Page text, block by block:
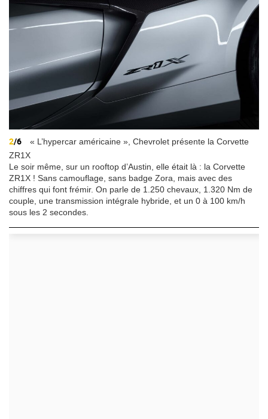
2/6
« L’hypercar américaine », Chevrolet présente la Corvette
ZR1X
Le soir même, sur un rooftop d’Austin, elle était là : la Corvette
ZR1X ! Sans camouflage, sans badge Zora, mais avec des
chiffres qui font frémir. On parle de 1.250 chevaux, 1.320 Nm de
couple, une transmission intégrale hybride, et un 0 à 100 km/h
sous les 2 secondes.